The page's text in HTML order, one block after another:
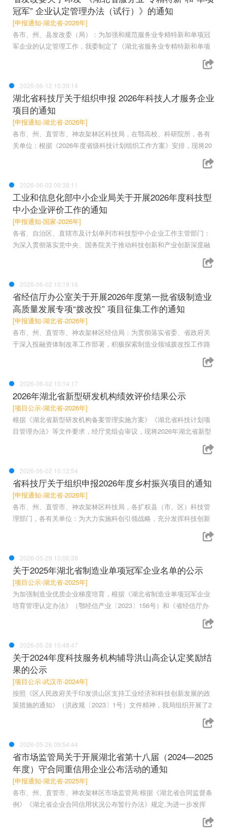
冠军” 企业认定管理办法（试行）》的通知
[申报通知-湖北省-2026年]
各市、州、县发改委（局）：为加强和规范服务业专精特新和单项冠
军企业的认定管理工作，我委制定了《湖北省服务业专精特新和单项
2026-06-12 10:39:14
湖北省科技厅关于组织申报 2026年科技人才服务企业
项目的通知
[申报通知-湖北省-2026年]
各市、州、直管市、神农架林区科技局，在鄂高校、科研院所，各有
关单位：根据《2026年度省级科技计划组织工作方案》安排，现将20
2026-06-03 09:38:11
工业和信息化部中小企业局关于开展2026年度科技型
中小企业评价工作的通知
[申报通知-国家-2026年]
各省、自治区、直辖市及计划单列市科技型中小企业工作主管部门：
为深入贯彻落实党中央、国务院关于推动科技创新和产业创新深度融
2026-06-02 10:19:16
省经信厅办公室关于开展2026年度第一批省级制造业
高质量发展专项“拨改投” 项目征集工作的通知
[申报通知-湖北省-2026年]
各市、州、直管市、神农架林区经信局：为贯彻落实省委、省政府关
于深入投融资体制改革工作部署，积极探索制造业领域拨改投工作路
2026-06-02 10:14:17
2026年湖北省新型研发机构绩效评价结果公示
[项目公示-湖北省-2026年]
根据《湖北省新型研发机构备案管理实施方案》《湖北省科技计划项
目管理办法》等文件要求，经厅党组会审议，现将2026年湖北省新型
2026-06-02 10:12:54
省科技厅关于组织申报2026年度乡村振兴项目的通知
[申报通知-湖北省-2026年]
各市、州、直管市、神农架林区科技局，各扩权县（市、区）科技管
理部门，各有关单位：为大力实施科创引领战略，充分发挥科技创新
2026-05-29 10:06:38
关于2025年湖北省制造业单项冠军企业名单的公示
[项目公示-湖北省-2025年]
为加强制造业优质企业梯度培育，根据《湖北省制造业单项冠军企业
培育管理认定办法》（鄂经信产业〔2023〕156号）和《省经信厅办
2026-05-28 10:48:47
关于2024年度科技服务机构辅导洪山高企认定奖励结
果的公示
[项目公示-武汉市-2024年]
按照《区人民政府关于印发洪山区支持工业经济和科技创新发展的政
策措施的通知》（洪政规〔2023〕1号）文件精神，我局组织开展了2
2026-05-26 09:54:44
省市场监管局关于开展湖北省第十八届（2024—2025
年度）守合同重信用企业公布活动的通知
[申报通知-湖北省-2025年]
各市、州、直管市、神农架林区市场监管局:根据《湖北省合同监督条
例》《湖北省企业合同信用状况公布暂行办法》规定,为进一步发挥